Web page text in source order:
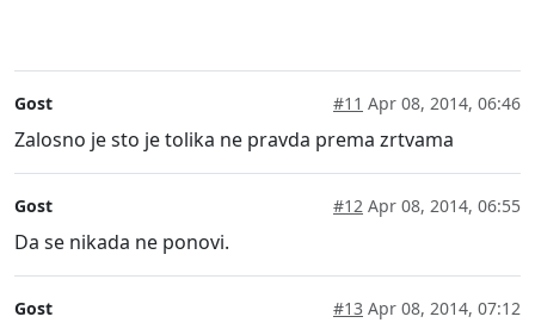
Gost #11 Apr 08, 2014, 06:46
Zalosno je sto je tolika ne pravda prema zrtvama
Gost #12 Apr 08, 2014, 06:55
Da se nikada ne ponovi.
Gost #13 Apr 08, 2014, 07:12